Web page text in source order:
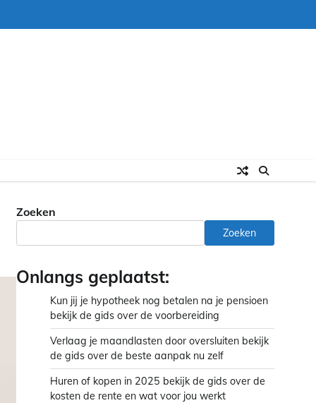
Zoeken
Zoeken
Onlangs geplaatst:
Kun jij je hypotheek nog betalen na je pensioen
bekijk de gids over de voorbereiding
Verlaag je maandlasten door oversluiten bekijk
de gids over de beste aanpak nu zelf
Huren of kopen in 2025 bekijk de gids over de
kosten de rente en wat voor jou werkt